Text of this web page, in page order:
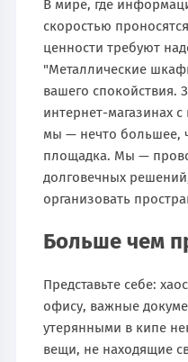
В мире, где
скоростью
ценности требуют
"Металлические
вашего спокойствия.
интернет-магазинах
мы — нечто большее,
площадка. Мы —
долговечных
организовать
Больше чем
Представьте себе:
офису, важные
утерянными в кипе
вещи, не находящие